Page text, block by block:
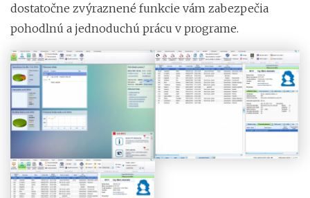
dostatočne zvýraznené funkcie vám zabezpečia
pohodlnú a jednoduchú prácu v programe.